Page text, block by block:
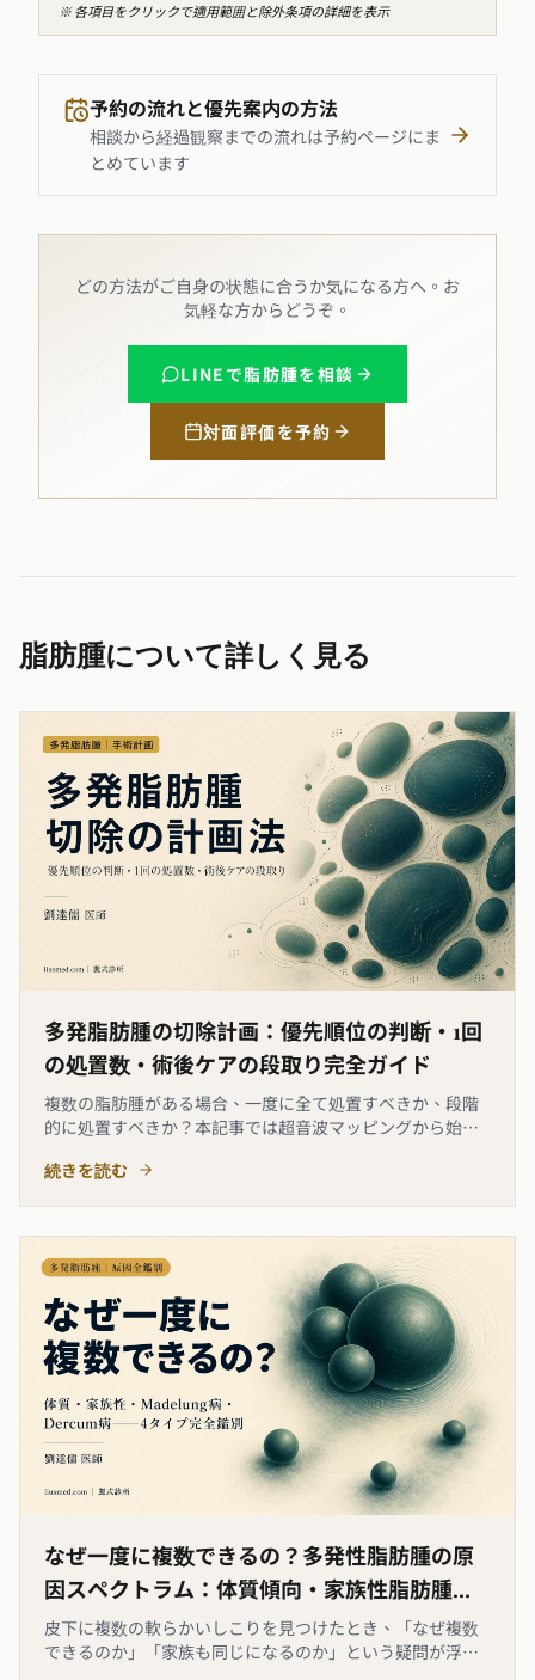
※ 各項目をクリックで適用範囲と除外条項の詳細を表示
予約の流れと優先案内の方法
相談から経過観察までの流れは予約ページにま
とめています
どの方法がご自身の状態に合うか気になる方へ。お
気軽な方からどうぞ。
LINEで脂肪腫を相談
対面評価を予約
脂肪腫について詳しく見る
多発脂肪腫の切除計画：優先順位の判断・1回
の処置数・術後ケアの段取り完全ガイド
複数の脂肪腫がある場合、一度に全て処置すべきか、段階
的に処置すべきか？本記事では超音波マッピングから始ま
（症状・変化の速度・部位の感受性・サイズ）、局所麻酔
続きを読む
なぜ一度に複数できるの？多発性脂肪腫の原
因スペクトラム：体質傾向・家族性脂肪腫
症・Madelung病・Dercum病の全鑑別
皮下に複数の軟らかいしこりを見つけたとき、「なぜ複数
できるのか」「家族も同じになるのか」という疑問が浮か